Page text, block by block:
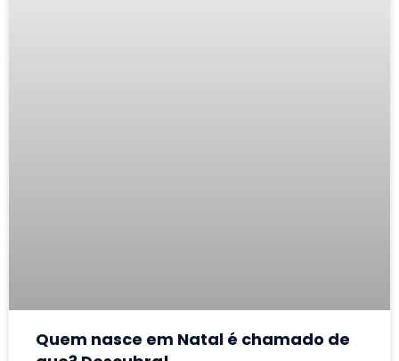
Quem nasce em Natal é chamado de